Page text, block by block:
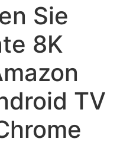
Sie
8K
TV